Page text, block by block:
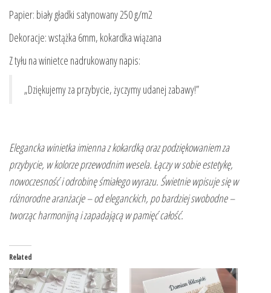
Papier: biały gładki satynowany 250 g/m2
Dekoracje: wstążka 6mm, kokardka wiązana
Z tyłu na winietce nadrukowany napis:
„Dziękujemy za przybycie, życzymy udanej zabawy!”
Elegancka winietka imienna z kokardką oraz podziękowaniem za
przybycie, w kolorze przewodnim wesela. Łączy w sobie estetykę,
nowoczesność i odrobinę śmiałego wyrazu. Świetnie wpisuje się w
różnorodne aranżacje – od eleganckich, po bardziej swobodne –
tworząc harmonijną i zapadającą w pamięć całość.
Related